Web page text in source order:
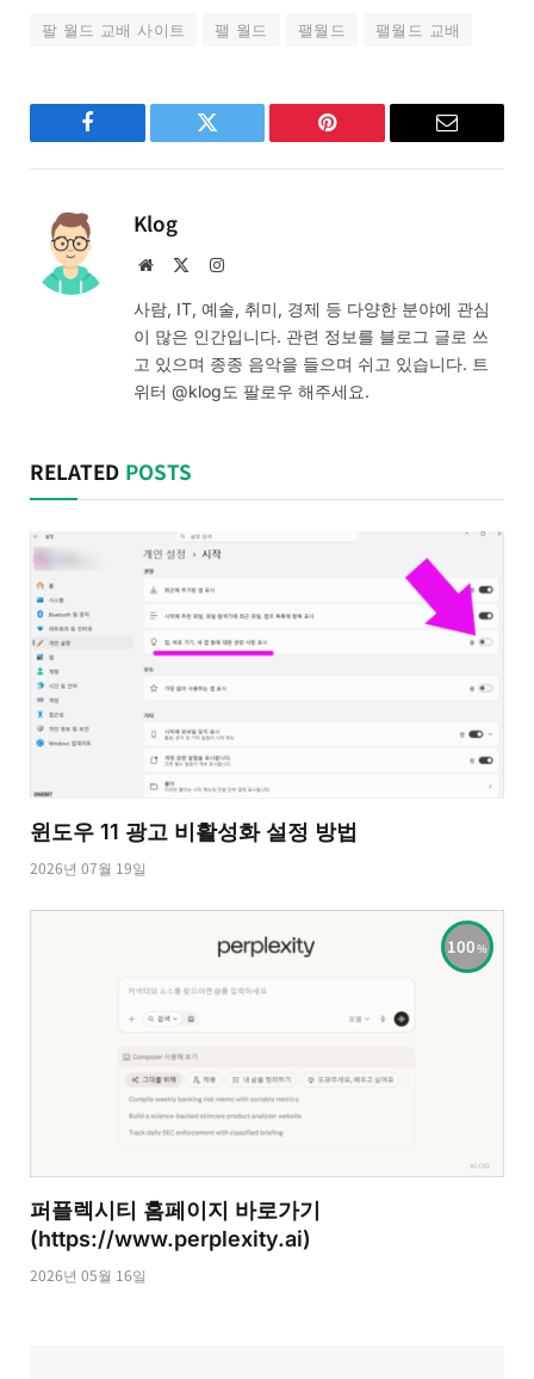
팔 월드 교배 사이트 팰 월드 팰월드 팰월드 교배
Facebook Twitter Pinterest Email
Klog
Website Instagram
사람, IT, 예술, 취미, 경제 등 다양한 분야에 관심
이 많은 인간입니다. 관련 정보를 블로그 글로 쓰
고 있으며 종종 음악을 들으며 쉬고 있습니다. 트
위터 @klog도 팔로우 해주세요.
RELATED POSTS
윈도우 11 광고 비활성화 설정 방법
2026년 07월 19일
100
퍼플렉시티 홈페이지 바로가기
(https://www.perplexity.ai)
2026년 05월 16일